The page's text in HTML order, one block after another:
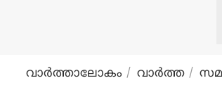
വാര്‍ത്താലോകം വാര്‍ത്ത